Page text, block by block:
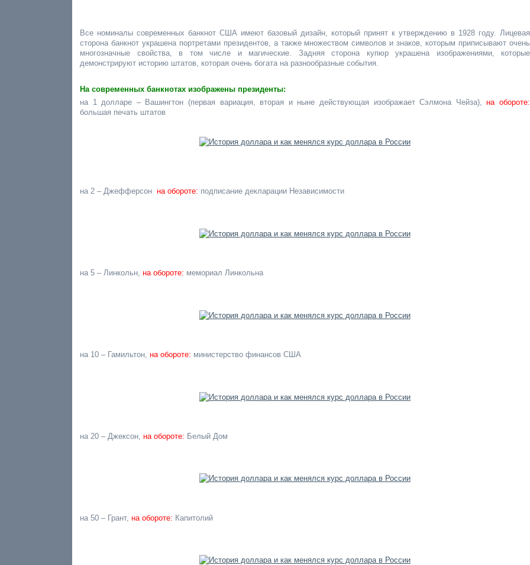
Все номиналы современных банкнот США имеют базовый дизайн, который принят к утверждению в 1928 году. Лицевая
сторона банкнот украшена портретами президентов, а также множеством символов и знаков, которым приписывают очень
многозначные свойства, в том числе и магические. Задняя сторона купюр украшена изображениями, которые
демонстрируют историю штатов, которая очень богата на разнообразные события.
На современных банкнотах изображены президенты:
на 1 долларе – Вашингтон (первая вариация, вторая и ныне действующая изображает Сэлмона Чейза),на обороте:
большая печать штатов
на 2 – Джефферсон на обороте: подписание декларации Независимости
на 5 – Линкольн, на обороте: мемориал Линкольна
на 10 – Гамильтон, на обороте: министерство финансов США
на 20 – Джексон, на обороте: Белый Дом
на 50 – Грант, на обороте: Капитолий